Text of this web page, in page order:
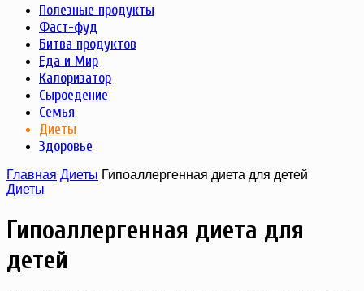
Полезные продукты
Фаст-фуд
Битва продуктов
Еда и Мир
Калоризатор
Сыроедение
Семья
Диеты
Здоровье
Главная Диеты Гипоаллергенная диета для детей
Диеты
Гипоаллергенная диета для
детей